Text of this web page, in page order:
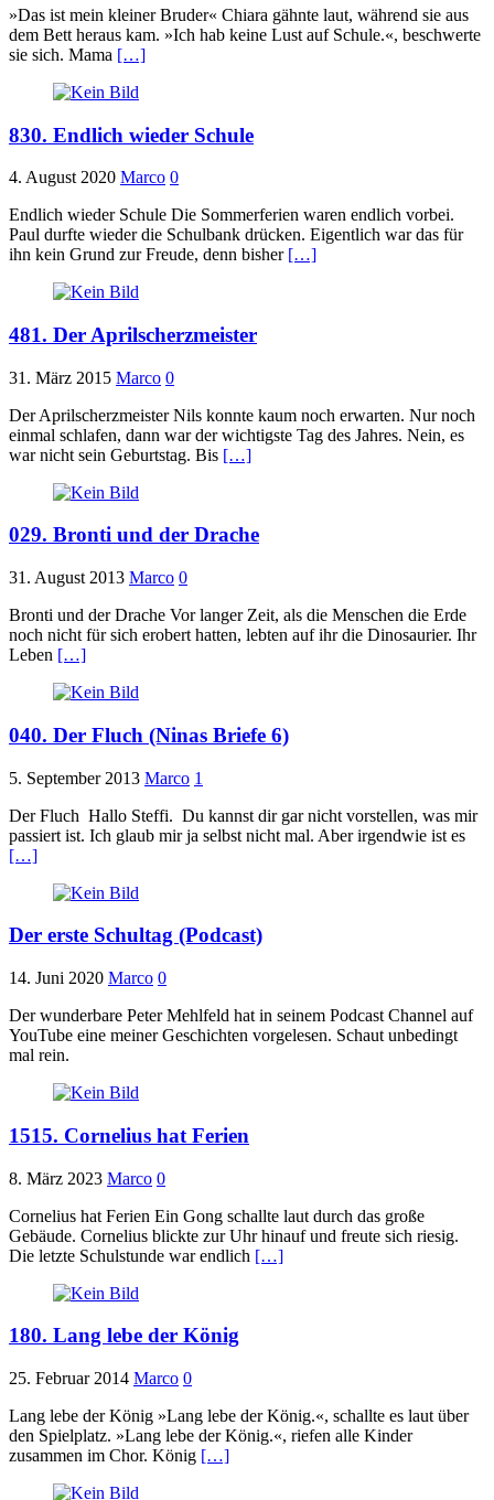
»Das ist mein kleiner Bruder« Chiara gähnte laut, während sie aus
dem Bett heraus kam. »Ich hab keine Lust auf Schule.«, beschwerte
sie sich. Mama […]
830. Endlich wieder Schule
4. August 2020 Marco 0
Endlich wieder Schule Die Sommerferien waren endlich vorbei.
Paul durfte wieder die Schulbank drücken. Eigentlich war das für
ihn kein Grund zur Freude, denn bisher […]
481. Der Aprilscherzmeister
31. März 2015 Marco 0
Der Aprilscherzmeister Nils konnte kaum noch erwarten. Nur noch
einmal schlafen, dann war der wichtigste Tag des Jahres. Nein, es
war nicht sein Geburtstag. Bis […]
029. Bronti und der Drache
31. August 2013 Marco 0
Bronti und der Drache Vor langer Zeit, als die Menschen die Erde
noch nicht für sich erobert hatten, lebten auf ihr die Dinosaurier. Ihr
Leben […]
040. Der Fluch (Ninas Briefe 6)
5. September 2013 Marco 1
Der Fluch Hallo Steffi. Du kannst dir gar nicht vorstellen, was mir
passiert ist. Ich glaub mir ja selbst nicht mal. Aber irgendwie ist es
[…]
Der erste Schultag (Podcast)
14. Juni 2020 Marco 0
Der wunderbare Peter Mehlfeld hat in seinem Podcast Channel auf
YouTube eine meiner Geschichten vorgelesen. Schaut unbedingt
mal rein.
1515. Cornelius hat Ferien
8. März 2023 Marco 0
Cornelius hat Ferien Ein Gong schallte laut durch das große
Gebäude. Cornelius blickte zur Uhr hinauf und freute sich riesig.
Die letzte Schulstunde war endlich […]
180. Lang lebe der König
25. Februar 2014 Marco 0
Lang lebe der König »Lang lebe der König.«, schallte es laut über
den Spielplatz. »Lang lebe der König.«, riefen alle Kinder
zusammen im Chor. König […]